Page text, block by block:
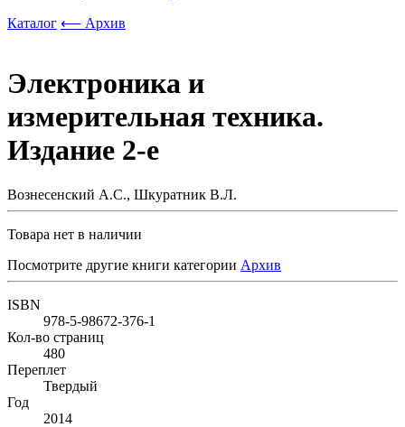
Каталог ⟵ Архив
Электроника и
измерительная техника.
Издание 2-е
Вознесенский А.С., Шкуратник В.Л.
Товара нет в наличии
Посмотрите другие книги категории Архив
ISBN
978-5-98672-376-1
Кол-во страниц
480
Переплет
Твердый
Год
2014